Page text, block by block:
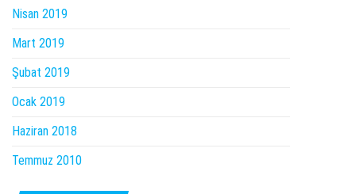
Nisan 2019
Mart 2019
Şubat 2019
Ocak 2019
Haziran 2018
Temmuz 2010